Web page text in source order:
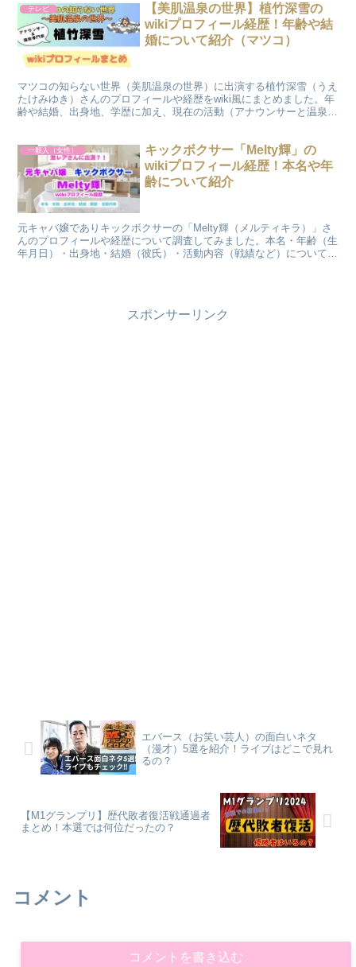
テレビ
【美肌温泉の世界】植竹深雪の
wikiプロフィール経歴！年齢や結
婚について紹介（マツコ）
マツコの知らない世界（美肌温泉の世界）に出演する植竹深雪（うえ
たけみゆき）さんのプロフィールや経歴をwiki風にまとめました。年
齢や結婚、出身地、学歴に加え、現在の活動（アナウンサーと温泉専
一般人（女性）
キックボクサー「Melty輝」の
wikiプロフィール経歴！本名や年
齢について紹介
元キャバ嬢でありキックボクサーの「Melty輝（メルティキラ）」さ
んのプロフィールや経歴について調査してみました。本名・年齢（生
年月日）・出身地・結婚（彼氏）・活動内容（戦績など）についてご
スポンサーリンク
エバース（お笑い芸人）の面白いネタ
（漫才）5選を紹介！ライブはどこで見れ
るの？
【M1グランプリ】歴代敗者復活戦通過者
まとめ！本選では何位だったの？
コメント
コメントを書き込む